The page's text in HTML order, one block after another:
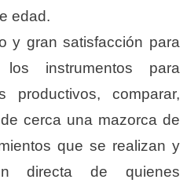
edad.
y gran satisfacción para
los instrumentos para
productivos, comparar,
cerca una mazorca de
que se realizan y
directa de quienes